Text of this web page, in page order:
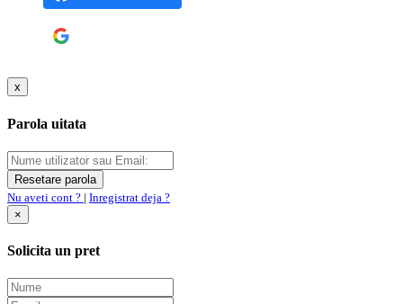
x
Parola uitata
Nu aveti cont ? | Inregistrat deja ?
×
Solicita un pret